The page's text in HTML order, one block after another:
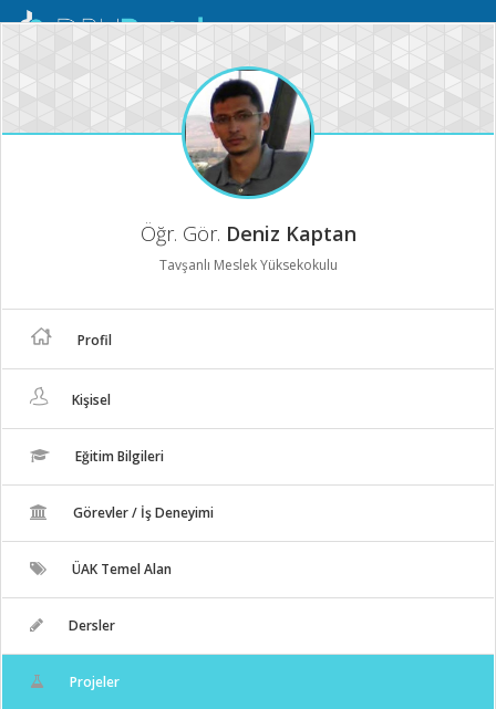
Mobil
Öğr. Gör. Deniz Kaptan
Tavşanlı Meslek Yüksekokulu
Profil
Kişisel
Eğitim Bilgileri
Görevler / İş Deneyimi
ÜAK Temel Alan
Dersler
Projeler